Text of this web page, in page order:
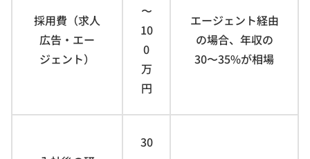
採用費（求人
広告・エー
ジェント）
〜
10
0
万
円
エージェント経由
の場合、年収の
30〜35%が相場
30